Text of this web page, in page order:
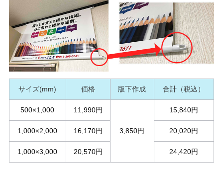
サイズ(mm) 価格 版下作成 合計（税込）
500×1,000 11,990円
3,850円
15,840円
1,000×2,000 16,170円 20,020円
1,000×3,000 20,570円 24,420円